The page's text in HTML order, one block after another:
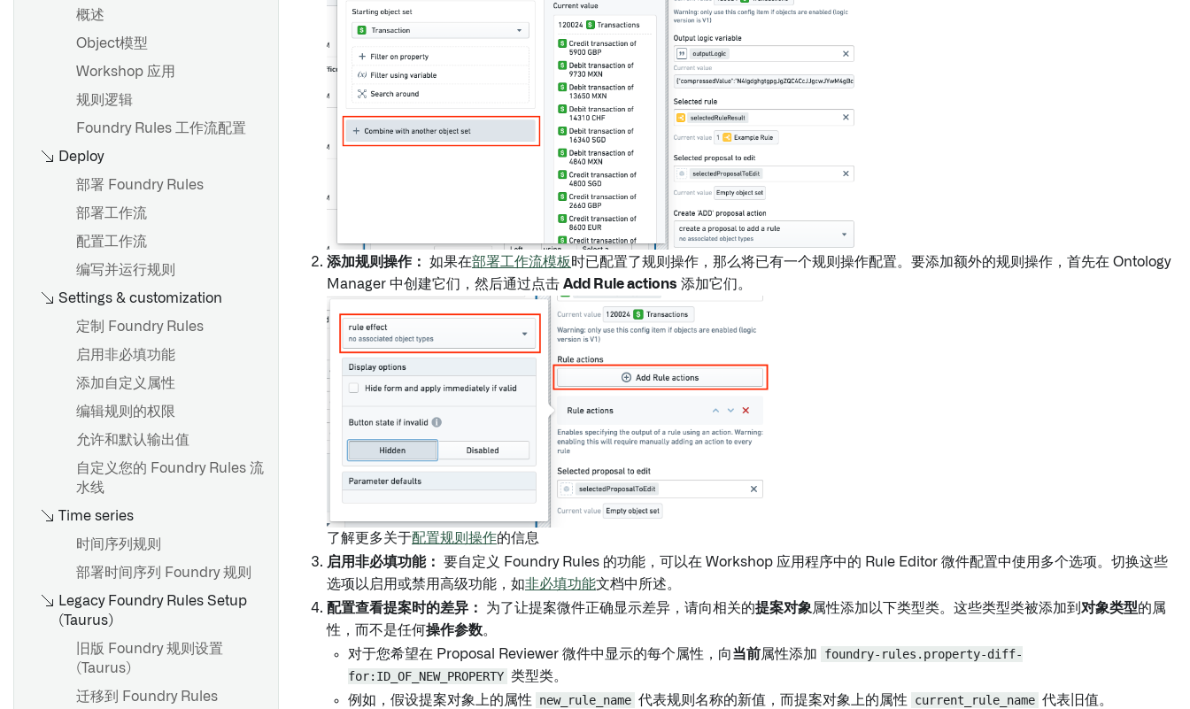
必填属性
概述
创建共享属性
编辑共享属性
在对象类型上使用共享属性
元数据参考
概述
创建链接类型
编辑链接类型
元数据参考
概述
创建值类型
使用值类型
值类型版本
值类型约束
概述
创建结构属性类型
编辑结构属性类型
自动映射结构属性
概述
设置通知
Webhooks
设置 Webhook
从Python函数进行API调用
Ontology 更改
在Pipeline Builder中使用
Python函数
在Workshop中使用Python函
数
高级用法
概述
入门
Object标识符
创建自定义聚合
导入Object和链接类型
API: Object和链接
API：对象集
API: 附件
API：媒体
概述
使用Palantir提供的模型创建语
义搜索工作流
使用自定义模型创建语义搜索
工作流
查看结果
通过旋转探索关联对象
比较对象集
保存探索
保存列表
应用操作
活动
通知
操作
配置微件（旧版）
配置应用程序侧边栏
配置配置文件
管理Object视图版本
属性和链接
可视化
筛选
设计
应用程序和文件
保存对Ontology的更改
审查和恢复更改
探索Object关系
Object和边显示选项
保存、共享和协作
创建图模板
从其他应用生成图表
使用函数生成图表
使用函数派生属性
在Workshop模块中嵌入图形
只读模式
概述
配置事件
探索相关事件
探索相关时间序列
使用时间选择
配置阈值
查看和筛选时间轴上的事件
概览
入门指南
场景选项
配置链式模型
在控制面板中配置Vertex设置
配置链接合并
概述
Object模型
Workshop 应用
规则逻辑
Foundry Rules 工作流配置
Deploy
部署 Foundry Rules
部署工作流
配置工作流
编写并运行规则
Settings & customization
定制 Foundry Rules
启用非必填功能
添加自定义属性
编辑规则的权限
允许和默认输出值
自定义您的 Foundry Rules 流
水线
Time series
时间序列规则
部署时间序列 Foundry 规则
Legacy Foundry Rules Setup
(Taurus)
旧版 Foundry 规则设置
(Taurus)
迁移到 Foundry Rules
添加规则操作： 如果在部署工作流模板 时已配置了规则操作，那么将已有一个规则操作配置。要添加额外的规则操作，首先在 Ontology
Manager 中创建它们，然后通过点击 Add Rule actions 添加它们。
了解更多关于配置规则操作的信息
启用非必填功能：
要自定义 Foundry Rules 的功能，可以在 Workshop 应用程序中的 Rule Editor 微件配置中使用多个选项。切换这些
选项以启用或禁用高级功能，如非必填功能文档中所述。
配置查看提案时的差异：
为了让提案微件正确显示差异，请向相关的提案对象属性添加以下类型类。这些类型类被添加到 对象类型的属
性，而不是任何操作参数。
对于您希望在 Proposal Reviewer 微件中显示的每个属性，向当前属性添加
foundry-rules.property-diff-
for:ID_OF_NEW_PROPERTY 类型类。
例如，假设提案对象上的属性
new_rule_name 代表规则名称的新值，而提案对象上的属性 current_rule_name 代表旧值。